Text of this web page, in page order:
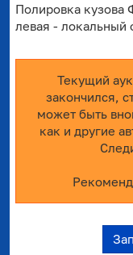
Полировка кузова
левая - локальный
Текущий
закончился,
может быть
как и другие